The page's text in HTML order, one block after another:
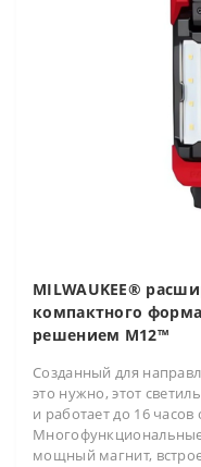
MILWAUKEE®
компактного
решением M12™
Созданный для
это нужно, этот
и работает до 16
мощный магнит,